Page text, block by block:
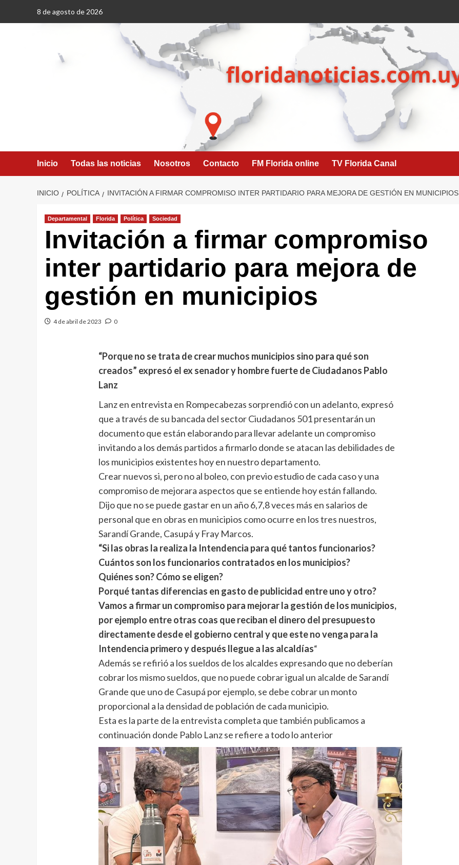
8 de agosto de 2026
Inicio Todas las noticias Nosotros Contacto FM Florida online TV Florida Canal
INICIO POLÍTICA INVITACIÓN A FIRMAR COMPROMISO INTER PARTIDARIO PARA MEJORA DE GESTIÓN EN MUNICIPIOS
Departamental Florida Política Sociedad
Invitación a firmar compromiso
inter partidario para mejora de
gestión en municipios
4 de abril de 2023 0
“Porque no se trata de crear muchos municipios sino para qué son
creados” expresó el ex senador y hombre fuerte de Ciudadanos Pablo
Lanz
Lanz en entrevista en Rompecabezas sorprendió con un adelanto, expresó
que a través de su bancada del sector Ciudadanos 501 presentarán un
documento que están elaborando para llevar adelante un compromiso
invitando a los demás partidos a firmarlo donde se atacan las debilidades de
los municipios existentes hoy en nuestro departamento.
Crear nuevos si, pero no al boleo, con previo estudio de cada caso y una
compromiso de mejorara aspectos que se entiende hoy están fallando.
Dijo que no se puede gastar en un año 6,7,8 veces más en salarios de
personal que en obras en municipios como ocurre en los tres nuestros,
Sarandí Grande, Casupá y Fray Marcos.
“Si las obras la realiza la Intendencia para qué tantos funcionarios?
Cuántos son los funcionarios contratados en los municipios?
Quiénes son? Cómo se eligen?
Porqué tantas diferencias en gasto de publicidad entre uno y otro?
Vamos a firmar un compromiso para mejorar la gestión de los municipios,
por ejemplo entre otras coas que reciban el dinero del presupuesto
directamente desde el gobierno central y que este no venga para la
Intendencia primero y después llegue a las alcaldías“
Además se refirió a los sueldos de los alcaldes expresando que no deberían
cobrar los mismo sueldos, que no puede cobrar igual un alcalde de Sarandí
Grande que uno de Casupá por ejemplo, se debe cobrar un monto
proporcional a la densidad de población de cada municipio.
Esta es la parte de la entrevista completa que también publicamos a
continuación donde Pablo Lanz se refiere a todo lo anterior